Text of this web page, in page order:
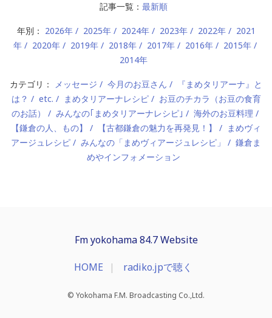
記事一覧： 最新順
年別： 2026年 2025年 2024年 2023年 2022年
2021
年
2020年 2019年 2018年 2017年 2016年
2015年
2014年
カテゴリ： メッセージ 今月のお豆さん
『まめタリアーナ』と
は？
etc. まめタリアーナレシピ
お豆のチカラ（お豆の食育
のお話）
みんなの｢まめタリアーナレシピ｣
海外のお豆料理
【鎌倉の人、もの】
【古都鎌倉の魅力を再発見！】
まめヴィ
アージュレシピ
みんなの「まめヴィアージュレシピ」
鎌倉ま
めやインフォメーション
Fm yokohama 84.7 Website
HOME radiko.jpで聴く
© Yokohama F.M. Broadcasting Co.,Ltd.